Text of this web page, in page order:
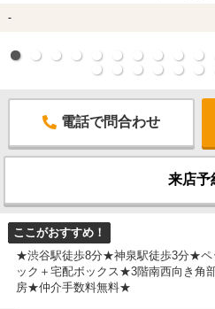
-
電話で問合わせ
来店予
ここがおすすめ！
★渋谷駅徒歩8分★神泉駅徒歩3分★
ック＋宅配ボックス★3階南西向き
房★仲介手数料無料★